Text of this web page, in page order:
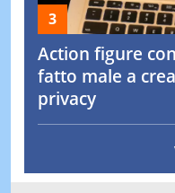
Action figure
fatto male a
privacy